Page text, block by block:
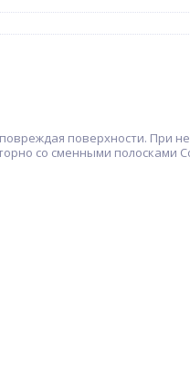
поверхности. При
со сменными полосками